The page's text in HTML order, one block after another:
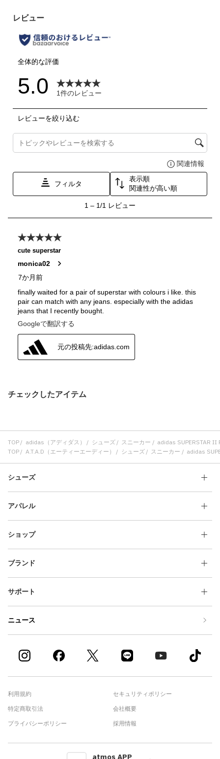
チェックしたアイテム
TOP adidas（アディダス） シューズ スニーカー
adidas SUPERSTAR II
TOP
A.T.A.D（エーティーエーディー） シューズ スニーカー adidas
シューズ
アパレル
ショップ
ブランド
サポート
ニュース
利用規約
特定商取引法
プライバシーポリシー
セキュリティポリシー
会社概要
採用情報
atmos APP